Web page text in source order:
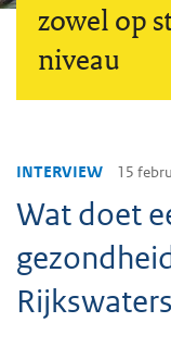
zowel op
niveau
Wat doet
INTERVIEW 15